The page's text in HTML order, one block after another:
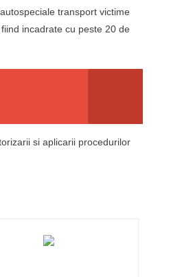
transport victime
incadrate cu peste 20 de
si aplicarii procedurilor